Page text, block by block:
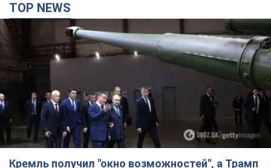
TOP NEWS
Кремль получил "окно возможностей", а Трамп